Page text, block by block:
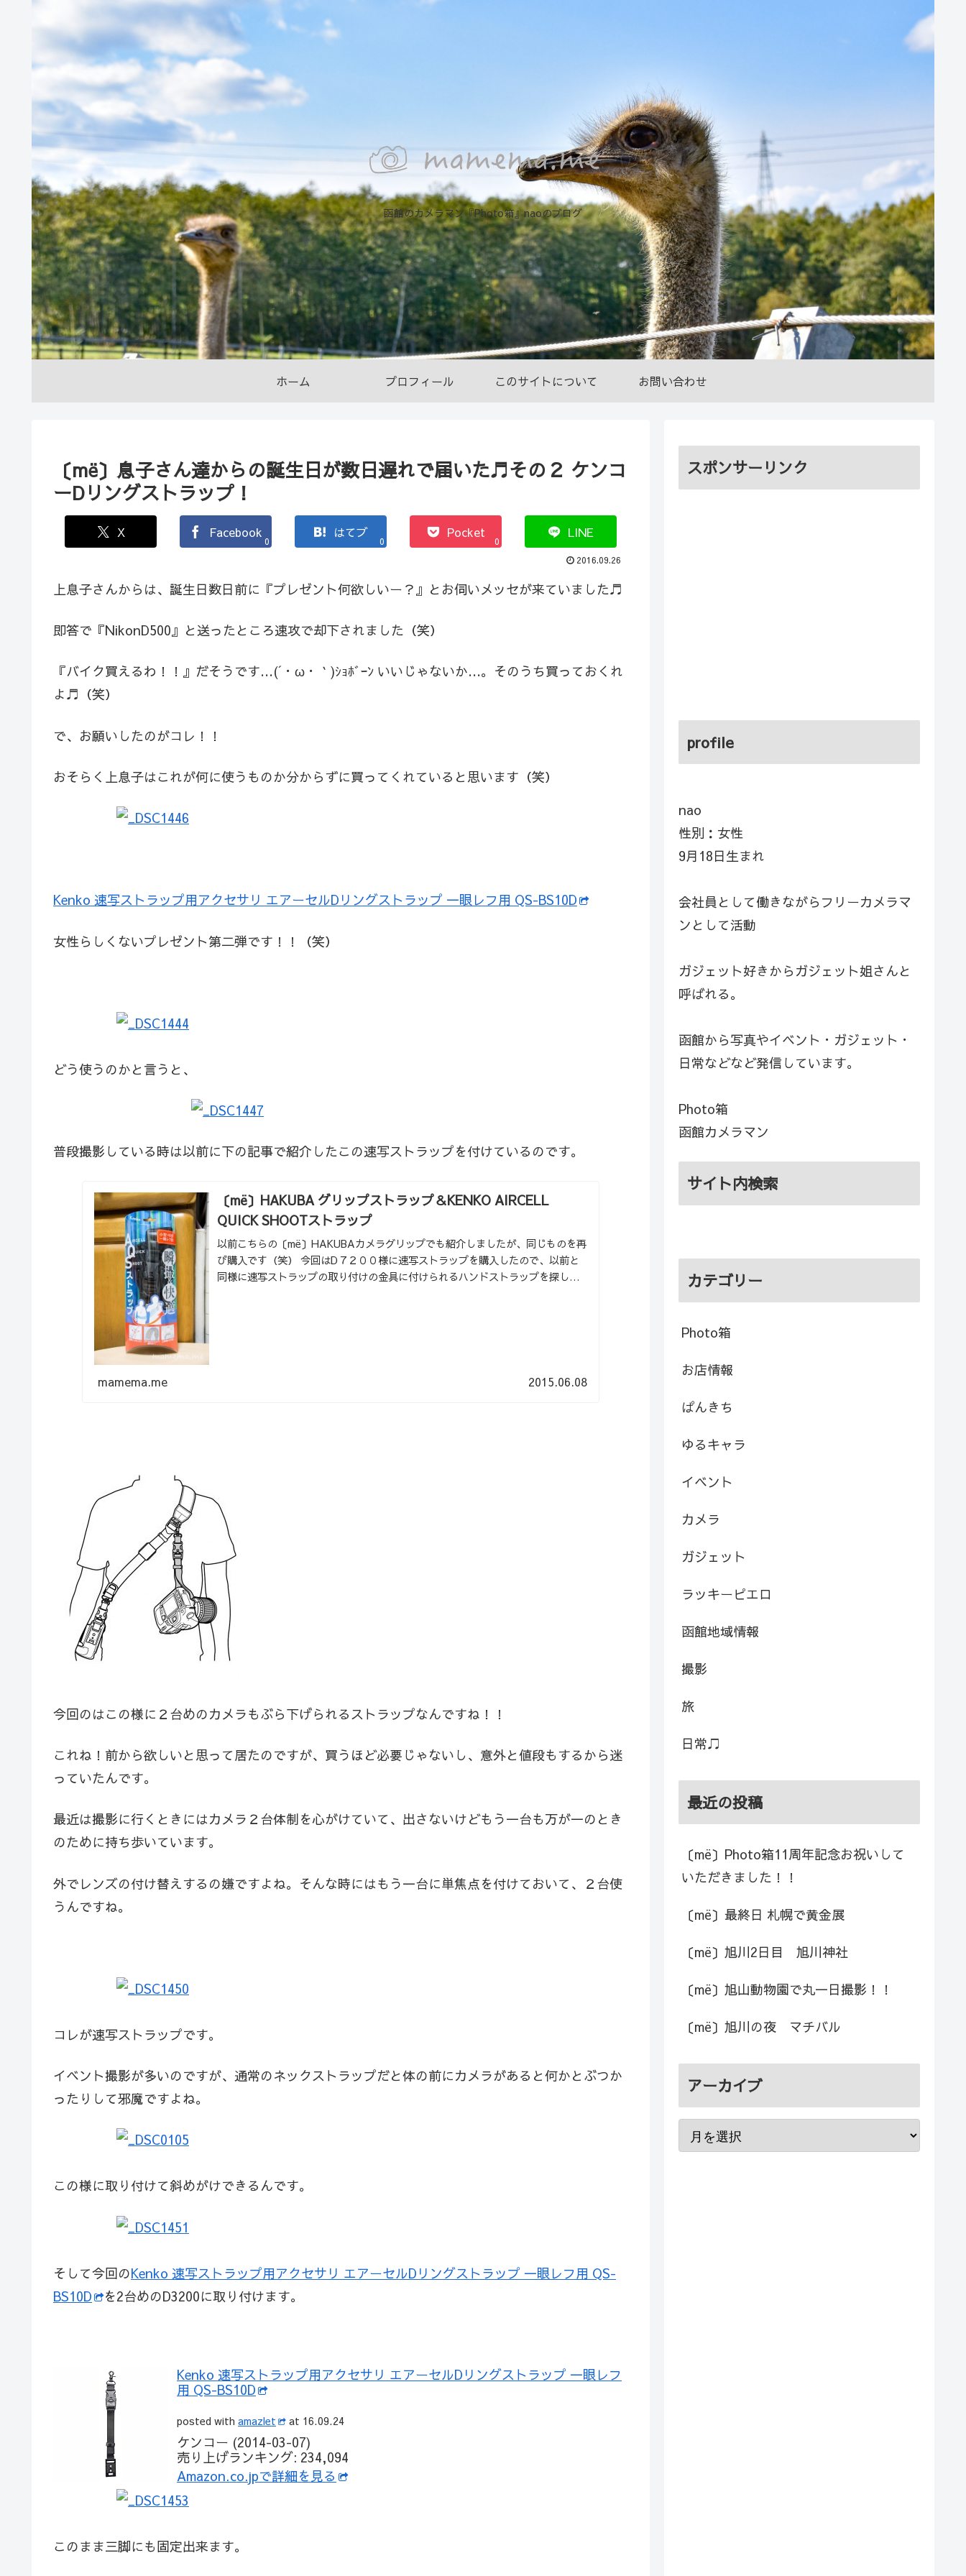
函館のカメラマン『Photo箱』naoのブログ
ホーム プロフィール このサイトについて お問い合わせ
〔më〕息子さん達からの誕生日が数日遅れで届いた♬その２ ケンコ
ーDリングストラップ！
X Facebook
0
はてブ
0
Pocket
0
LINE
2016.09.26
上息子さんからは、誕生日数日前に『プレゼント何欲しいー？』とお伺いメッセが来ていました♬
即答で『NikonD500』と送ったところ速攻で却下されました（笑）
『バイク買えるわ！！』だそうです…(´・ω・｀)ｼｮﾎﾞｰﾝ いいじゃないか…。そのうち買っておくれ
よ♬（笑）
で、お願いしたのがコレ！！
おそらく上息子はこれが何に使うものか分からずに買ってくれていると思います（笑）
Kenko 速写ストラップ用アクセサリ エアーセルDリングストラップ 一眼レフ用 QS-BS10D
女性らしくないプレゼント第二弾です！！（笑）
どう使うのかと言うと、
普段撮影している時は以前に下の記事で紹介したこの速写ストラップを付けているのです。
〔më〕HAKUBA グリップストラップ＆KENKO AIRCELL
QUICK SHOOTストラップ
以前こちらの〔më〕HAKUBAカメラグリップでも紹介しましたが、同じものを再
び購入です（笑） 今回はD７２００様に速写ストラップを購入したので、以前と
同様に速写ストラップの取り付けの金具に付けられるハンドストラップを探して
mamema.me 2015.06.08
今回のはこの様に２台めのカメラもぶら下げられるストラップなんですね！！
これね！前から欲しいと思って居たのですが、買うほど必要じゃないし、意外と値段もするから迷
っていたんです。
最近は撮影に行くときにはカメラ２台体制を心がけていて、出さないけどもう一台も万が一のとき
のために持ち歩いています。
外でレンズの付け替えするの嫌ですよね。そんな時にはもう一台に単焦点を付けておいて、２台使
うんですね。
コレが速写ストラップです。
イベント撮影が多いのですが、通常のネックストラップだと体の前にカメラがあると何かとぶつか
ったりして邪魔ですよね。
この様に取り付けて斜めがけできるんです。
そして今回のKenko 速写ストラップ用アクセサリ エアーセルDリングストラップ 一眼レフ用 QS-
BS10D
を2台めのD3200に取り付けます。
Kenko 速写ストラップ用アクセサリ エアーセルDリングストラップ 一眼レフ
用 QS-BS10D
posted with amazlet at 16.09.24
ケンコー (2014-03-07)
売り上げランキング: 234,094
Amazon.co.jpで詳細を見る
このまま三脚にも固定出来ます。
スポンサーリンク
profile
nao
性別：女性
9月18日生まれ
会社員として働きながらフリーカメラマ
ンとして活動
ガジェット好きからガジェット姐さんと
呼ばれる。
函館から写真やイベント・ガジェット・
日常などなど発信しています。
Photo箱
函館カメラマン
サイト内検索
カテゴリー
Photo箱
お店情報
ぱんきち
ゆるキャラ
イベント
カメラ
ガジェット
ラッキーピエロ
函館地域情報
撮影
旅
日常♫
最近の投稿
〔më〕Photo箱11周年記念お祝いして
いただきました！！
〔më〕最終日 札幌で黄金展
〔më〕旭川2日目 旭川神社
〔më〕旭山動物園で丸一日撮影！！
〔më〕旭川の夜 マチバル
アーカイブ